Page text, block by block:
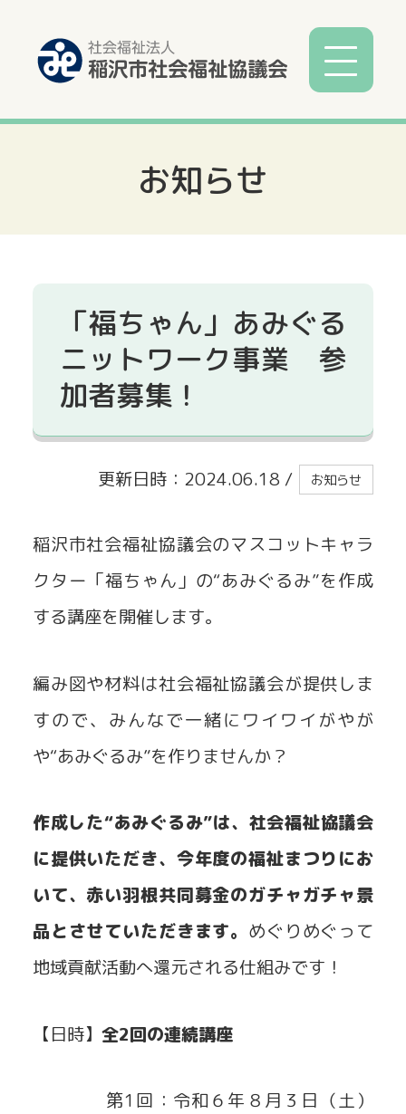
社協とは
社協事業
サービス
寄付募金
お知らせ
「福ちゃん」あみぐる
ニットワーク事業 参
加者募集！
更新日時：2024.06.18 / お知らせ
稲沢市社会福祉協議会のマスコットキャラ
クター「福ちゃん」の“あみぐるみ”を作成
する講座を開催します。
編み図や材料は社会福祉協議会が提供しま
すので、みんなで一緒にワイワイがやが
や“あみぐるみ”を作りませんか？
作成した“あみぐるみ”は、社会福祉協議会
に提供いただき、今年度の福祉まつりにお
いて、赤い羽根共同募金のガチャガチャ景
品とさせていただきます。 めぐりめぐって
地域貢献活動へ還元される仕組みです！
【日時】 全2回の連続講座
第1回：令和６年８月３日（土）